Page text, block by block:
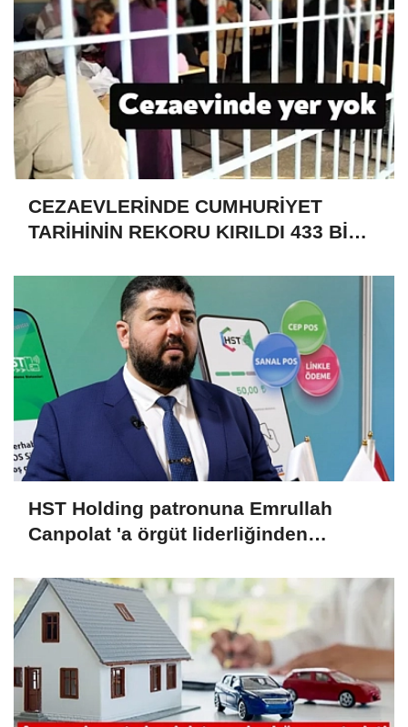
CEZAEVLERİNDE CUMHURİYET
TARİHİNİN REKORU KIRILDI 433 BİN
HST Holding patronuna Emrullah
Canpolat 'a örgüt liderliğinden
malvarlığına el konuldu